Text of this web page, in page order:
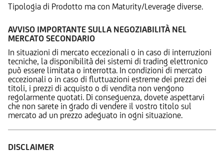
Tipologia di Prodotto ma con Maturity/Leverage diverse.
AVVISO IMPORTANTE SULLA NEGOZIABILITÀ NEL
MERCATO SECONDARIO
In situazioni di mercato eccezionali o in caso di interruzioni
tecniche, la disponibilità dei sistemi di trading elettronico
può essere limitata o interrotta. In condizioni di mercato
eccezionali o in caso di fluttuazioni estreme dei prezzi dei
titoli, i prezzi di acquisto o di vendita non vengono
regolarmente quotati. Di conseguenza, dovete aspettarvi
che non sarete in grado di vendere il vostro titolo sul
mercato ad un prezzo adeguato in ogni situazione.
DISCLAIMER